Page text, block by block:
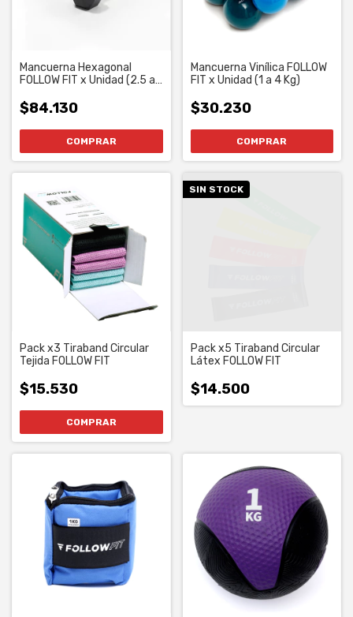
Mancuerna Hexagonal
FOLLOW FIT x Unidad (2.5 a
$84.130
COMPRAR
Mancuerna Vinílica FOLLOW
FIT x Unidad (1 a 4 Kg)
$30.230
COMPRAR
Pack x3 Tiraband Circular
Tejida FOLLOW FIT
$15.530
SIN STOCK
Pack x5 Tiraband Circular
Látex FOLLOW FIT
$14.500